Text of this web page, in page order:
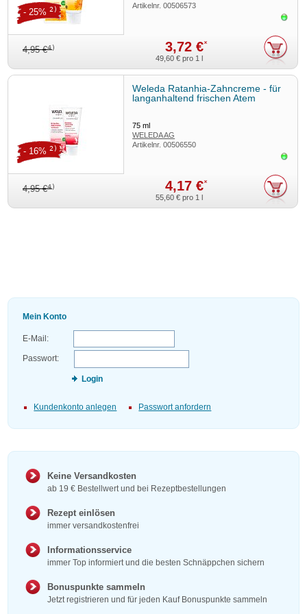
Artikelnr.00506573
4,95 €4) 3,72 €*
- 25% 2)
49,60 € pro 1 l
Weleda Ratanhia-Zahncreme - für
langanhaltend frischen Atem
75ml
WELEDA AG
Artikelnr.00506550
4,95 €4) 4,17 €*
- 16% 2)
55,60 € pro 1 l
Mein Konto
E-Mail:
Passwort:
Login
Kundenkonto anlegen Passwort anfordern
Keine Versandkosten
ab 19 € Bestellwert und bei Rezeptbestellungen
Rezept einlösen
immer versandkostenfrei
Informationsservice
immer Top informiert und die besten Schnäppchen sichern
Bonuspunkte sammeln
Jetzt registrieren und für jeden Kauf Bonuspunkte sammeln